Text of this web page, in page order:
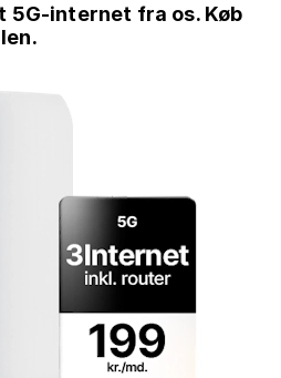
5G-internet fra os. Køb